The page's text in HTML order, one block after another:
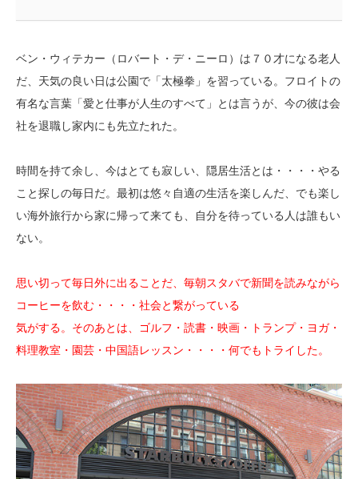
ベン・ウィテカー（ロバート・デ・ニーロ）は７０才になる老人
だ、天気の良い日は公園で「太極拳」を習っている。フロイトの
有名な言葉「愛と仕事が人生のすべて」とは言うが、今の彼は会
社を退職し家内にも先立たれた。
時間を持て余し、今はとても寂しい、隠居生活とは・・・・やる
こと探しの毎日だ。最初は悠々自適の生活を楽しんだ、でも楽し
い海外旅行から家に帰って来ても、自分を待っている人は誰もい
ない。
思い切って毎日外に出ることだ、毎朝スタバで新聞を読みながら
コーヒーを飲む・・・・社会と繋がっている
気がする。そのあとは、ゴルフ・読書・映画・トランプ・ヨガ・
料理教室・園芸・中国語レッスン・・・・何でもトライした。